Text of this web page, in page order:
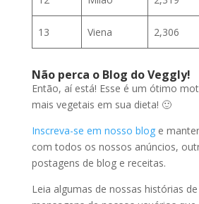
13 Viena 2,306
Não perca o Blog do Veggly!
Então, aí está! Esse é um ótimo
mais vegetais em sua dieta! 🙂
Inscreva-se em nosso blog e
com todos os nossos anúncios,
postagens de blog e receitas.
Leia algumas de nossas histórias